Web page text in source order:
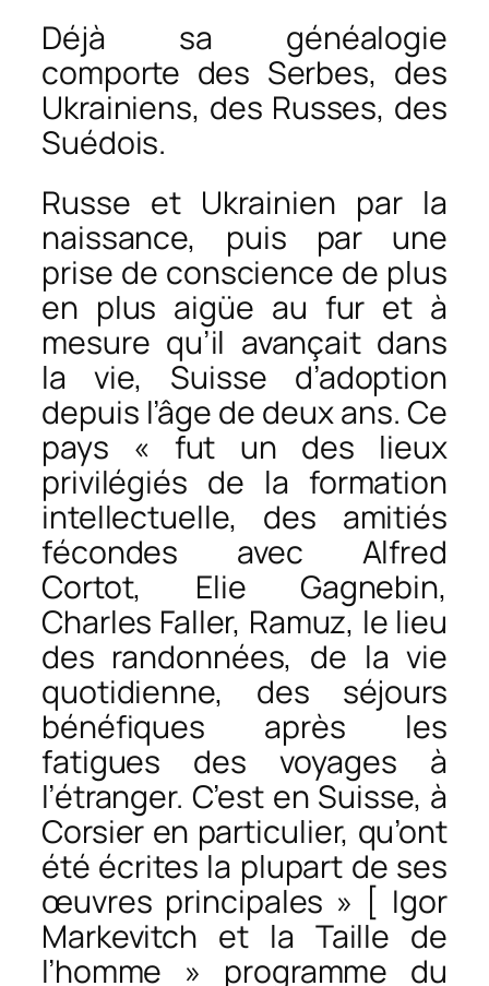
Déjà sa généalogie
comporte des Serbes, des
Ukrainiens, des Russes, des
Suédois.
Russe et Ukrainien par la
naissance, puis par une
prise de conscience de plus
en plus aigüe au fur et à
mesure qu’il avançait dans
la vie, Suisse d’adoption
depuis l’âge de deux ans. Ce
pays « fut un des lieux
privilégiés de la formation
intellectuelle, des amitiés
fécondes avec Alfred
Cortot, Elie Gagnebin,
Charles Faller, Ramuz, le lieu
des randonnées, de la vie
quotidienne, des séjours
bénéfiques après les
fatigues des voyages à
l’étranger. C’est en Suisse, à
Corsier en particulier, qu’ont
été écrites la plupart de ses
œuvres principales » [ Igor
Markevitch et la Taille de
l’homme » programme du